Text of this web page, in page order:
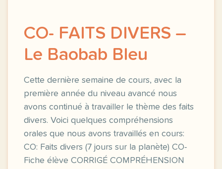
CO- FAITS DIVERS –
Le Baobab Bleu
Cette dernière semaine de cours, avec la
première année du niveau avancé nous
avons continué à travailler le thème des faits
divers. Voici quelques compréhensions
orales que nous avons travaillés en cours:
CO: Faits divers (7 jours sur la planète) CO-
Fiche élève CORRIGÉ COMPRÉHENSION